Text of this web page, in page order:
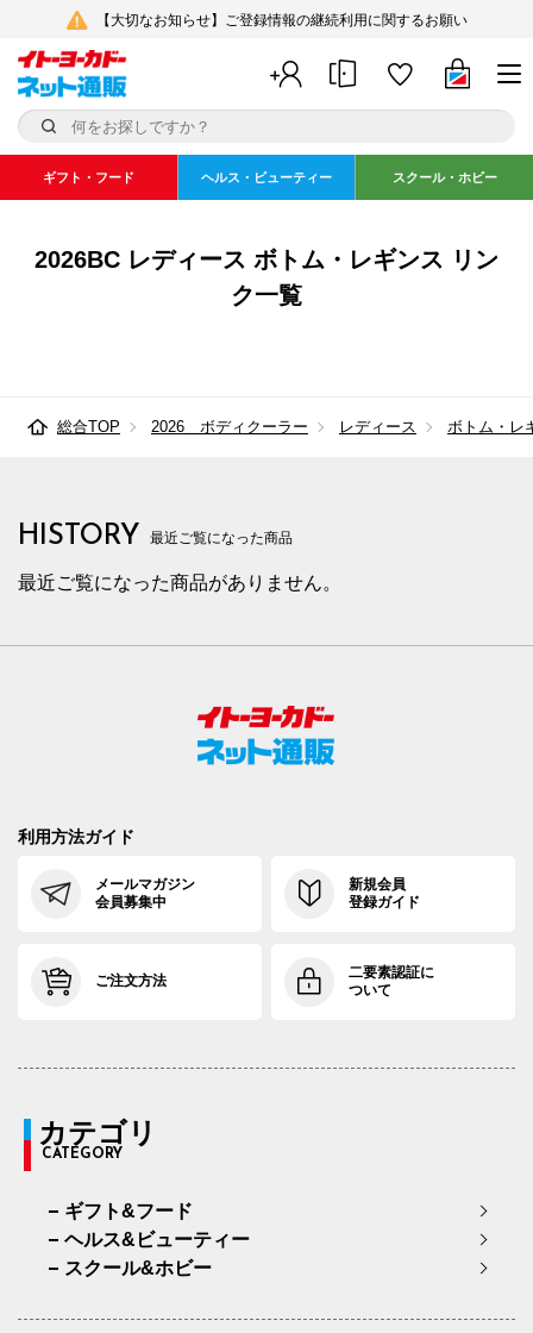
【大切なお知らせ】ご登録情報の継続利用に関するお願い
ギフト・フード ヘルス・ビューティー スクール・ホビー
2026BC レディース ボトム・レギンス リン
ク一覧
総合TOP 2026 ボディクーラー レディース ボトム・レ
HISTORY 最近ご覧になった商品
最近ご覧になった商品がありません。
利用方法ガイド
メールマガジン
会員募集中
新規会員
登録ガイド
ご注文方法
二要素認証に
ついて
カテゴリ
CATEGORY
ギフト&フード
ヘルス&ビューティー
スクール&ホビー